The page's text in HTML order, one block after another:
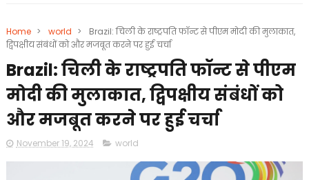
Home > world >
Brazil: चिली के राष्ट्रपति फॉन्ट से पीएम मोदी की मुलाकात,
द्विपक्षीय संबंधों को और मजबूत करने पर हुई चर्चा
Brazil: चिली के राष्ट्रपति फॉन्ट से पीएम
मोदी की मुलाकात, द्विपक्षीय संबंधों को
और मजबूत करने पर हुई चर्चा
November 19, 2024 world